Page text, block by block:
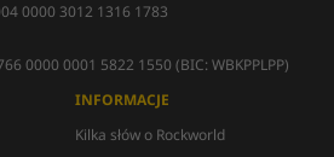
0000 3012 1316 1783
0000 0001 5822 1550 (BIC: WBKPPLPP)
INFORMACJE
Kilka słów o Rockworld